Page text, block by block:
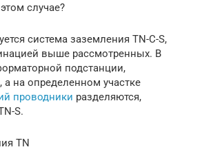
случае?
система заземления TN-C-S,
выше рассмотренных. В
подстанции,
а на определенном участке
проводники разделяются,
S.
TN